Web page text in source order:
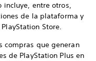
incluye, entre otros,
de la plataforma y
Store.
compras que generan
de PlayStation Plus en